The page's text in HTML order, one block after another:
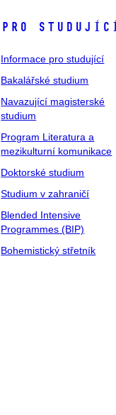
Pro
Informace pro studující
Bakalářské studium
Navazující magisterské
studium
Program Literatura a
mezikulturní komunikace
Doktorské studium
Studium v zahraničí
Blended Intensive
Programmes (BIP)
Bohemistický střetník